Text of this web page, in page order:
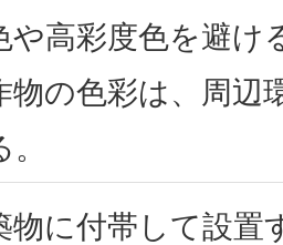
や高彩度色を避け
物の色彩は、周辺
物に付帯して設置